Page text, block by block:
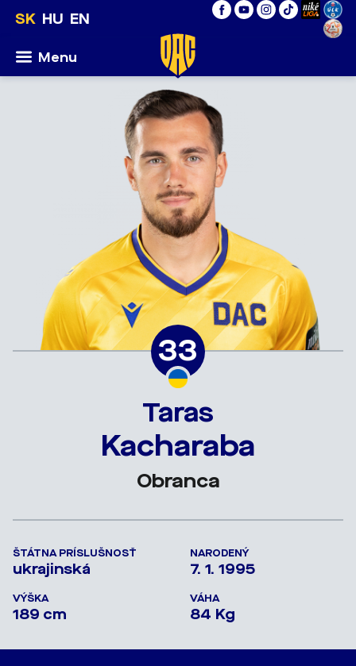
SK HU EN
Menu
33
Taras
Kacharaba
Obranca
ŠTÁTNA PRÍSLUŠNOSŤ
ukrajinská
NARODENÝ
7. 1. 1995
VÝŠKA
189 cm
VÁHA
84 Kg